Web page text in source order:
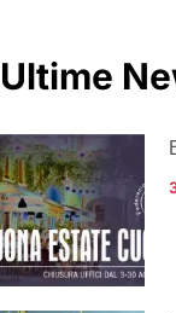
Ultime